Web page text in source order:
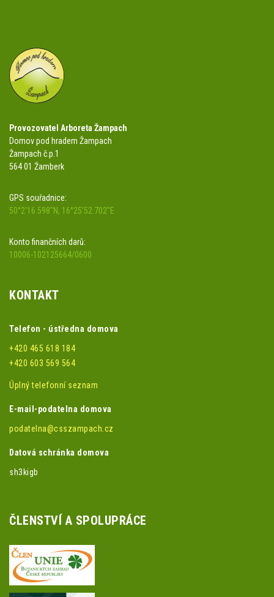
Provozovatel Arboreta Žampach
Domov pod hradem Žampach
Žampach č.p.1
564 01 Žamberk
GPS souřadnice:
50°2'16.598"N, 16°25'52.702"E
Konto finančních darů:
10006-102125664/0600
KONTAKT
Telefon - ústředna domova
+420 465 618 184
+420 603 569 564
Úplný telefonní seznam
E-mail-podatelna domova
podatelna@csszampach.cz
Datová schránka domova
sh3kigb
ČLENSTVÍ A SPOLUPRÁCE